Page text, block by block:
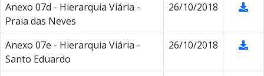
Anexo 07d - Hierarquia Viária -
Praia das Neves
26/10/2018
Anexo 07e - Hierarquia Viária -
Santo Eduardo
26/10/2018